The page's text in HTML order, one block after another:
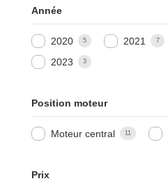
Année
2020 5 2021 7
2023 3
Position moteur
Moteur central 11
Prix